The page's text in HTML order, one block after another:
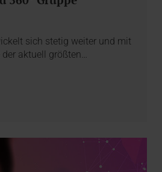
sich stetig weiter und mit
aktuell größten…